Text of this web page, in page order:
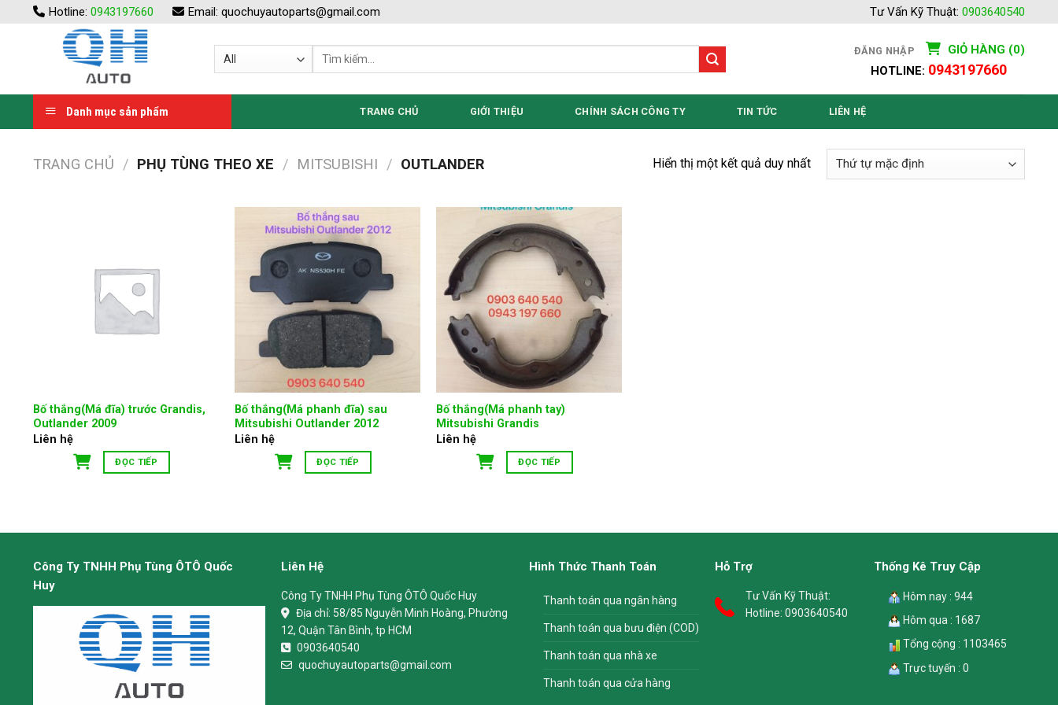
Hotline: 0943197660 Email: quochuyautoparts@gmail.com Tư Vấn Kỹ Thuật: 0903640540
ĐĂNG NHẬP
GIỎ HÀNG (0)
HOTLINE: 0943197660
Danh mục sản phẩm TRANG CHỦ GIỚI THIỆU CHÍNH SÁCH CÔNG TY TIN TỨC LIÊN HỆ
TRANG CHỦ / PHỤ TÙNG THEO XE / MITSUBISHI / OUTLANDER Hiển thị một kết quả duy nhất
Bố thắng(Má đĩa) trước Grandis,
Outlander 2009
Liên hệ
ĐỌC TIẾP
Bố thắng(Má phanh đĩa) sau
Mitsubishi Outlander 2012
Liên hệ
ĐỌC TIẾP
Bố thắng(Má phanh tay)
Mitsubishi Grandis
Liên hệ
ĐỌC TIẾP
Công Ty TNHH Phụ Tùng ÔTÔ Quốc
Huy
Liên Hệ
Công Ty TNHH Phụ Tùng ÔTÔ Quốc Huy
Địa chỉ: 58/85 Nguyễn Minh Hoàng, Phường
12, Quận Tân Bình, tp HCM
0903640540
quochuyautoparts@gmail.com
Hình Thức Thanh Toán
Thanh toán qua ngân hàng
Thanh toán qua bưu điện (COD)
Thanh toán qua nhà xe
Thanh toán qua cửa hàng
Hỗ Trợ
Tư Vấn Kỹ Thuật:
Hotline:0903640540
Thống Kê Truy Cập
Hôm nay : 944
Hôm qua : 1687
Tổng cộng : 1103465
Trực tuyến : 0